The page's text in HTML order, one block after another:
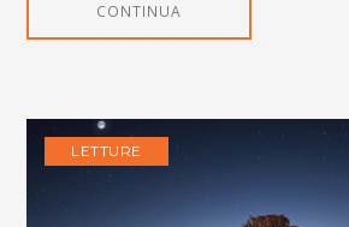
CONTINUA
LETTURE